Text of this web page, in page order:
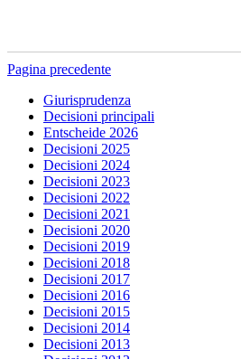
Pagina precedente
Giurisprudenza
Decisioni principali
Entscheide 2026
Decisioni 2025
Decisioni 2024
Decisioni 2023
Decisioni 2022
Decisioni 2021
Decisioni 2020
Decisioni 2019
Decisioni 2018
Decisioni 2017
Decisioni 2016
Decisioni 2015
Decisioni 2014
Decisioni 2013